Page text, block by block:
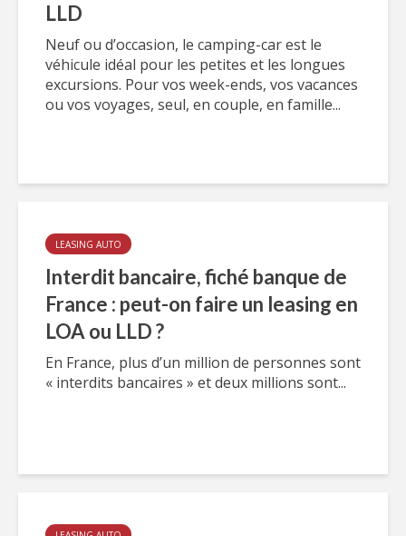
LLD
Neuf ou d’occasion, le camping-car est le
véhicule idéal pour les petites et les longues
excursions. Pour vos week-ends, vos vacances
ou vos voyages, seul, en couple, en famille...
LEASING AUTO
Interdit bancaire, fiché banque de
France : peut-on faire un leasing en
LOA ou LLD ?
En France, plus d’un million de personnes sont
« interdits bancaires » et deux millions sont...